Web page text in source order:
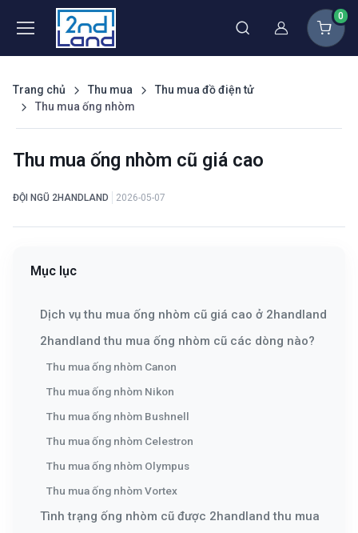
Thành viên
0
Trang chủ Thu mua
Thu mua đồ điện tử
Thu mua ống nhòm
Thu mua ống nhòm cũ giá cao
ĐỘI NGŨ 2HANDLAND 2026-05-07
Mục lục
Dịch vụ thu mua ống nhòm cũ giá cao ở 2handland
2handland thu mua ống nhòm cũ các dòng nào?
Thu mua ống nhòm Canon
Thu mua ống nhòm Nikon
Thu mua ống nhòm Bushnell
Thu mua ống nhòm Celestron
Thu mua ống nhòm Olympus
Thu mua ống nhòm Vortex
Tình trạng ống nhòm cũ được 2handland thu mua